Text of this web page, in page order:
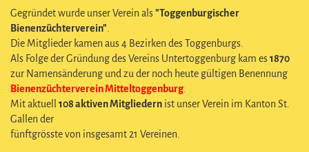
Gegründet wurde unser Verein als"Toggenburgischer
Bienenzüchterverein"
Die Mitglieder kamen aus 4 Bezirken des Toggenburgs.
Als Folge der Gründung des Vereins Untertoggenburg kam es1870
zur Namensänderung und zu der noch heute gültigen Benennung
Bienenzüchterverein Mitteltoggenburg.
Mit aktuell 108 aktiven Mitgliedern ist unser Verein im Kanton St.
Gallen der
fünftgrösste von insgesamt 21 Vereinen.